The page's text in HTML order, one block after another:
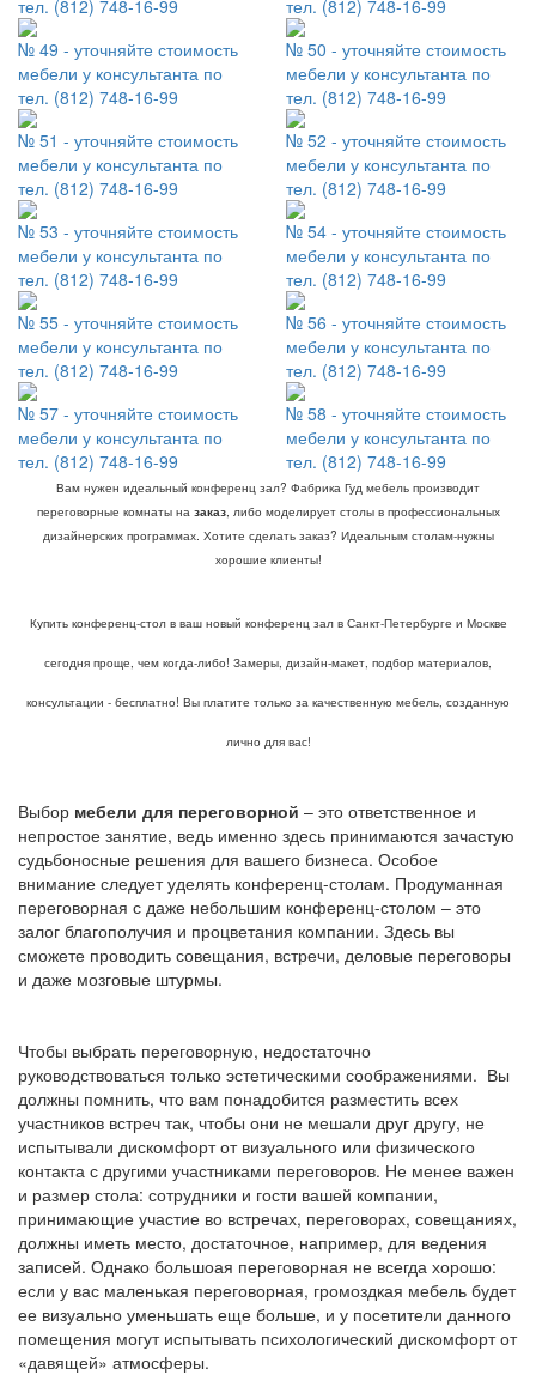
тел. (812) 748-16-99
тел. (812) 748-16-99
№ 49 - уточняйте стоимость
мебели у консультанта по
тел. (812) 748-16-99
№ 50 - уточняйте стоимость
мебели у консультанта по
тел. (812) 748-16-99
№ 51 - уточняйте стоимость
мебели у консультанта по
тел. (812) 748-16-99
№ 52 - уточняйте стоимость
мебели у консультанта по
тел. (812) 748-16-99
№ 53 - уточняйте стоимость
мебели у консультанта по
тел. (812) 748-16-99
№ 54 - уточняйте стоимость
мебели у консультанта по
тел. (812) 748-16-99
№ 55 - уточняйте стоимость
мебели у консультанта по
тел. (812) 748-16-99
№ 56 - уточняйте стоимость
мебели у консультанта по
тел. (812) 748-16-99
№ 57 - уточняйте стоимость
мебели у консультанта по
тел. (812) 748-16-99
№ 58 - уточняйте стоимость
мебели у консультанта по
тел. (812) 748-16-99
Вам нужен идеальный конференц зал? Фабрика Гуд мебель производит
переговорные комнаты на заказ, либо моделирует столы в профессиональных
дизайнерских программах. Хотите сделать заказ? Идеальным столам-нужны
хорошие клиенты!
Купить конференц-стол в ваш новый конференц зал в Санкт-Петербурге и Москве
сегодня проще, чем когда-либо! Замеры, дизайн-макет, подбор материалов,
консультации - бесплатно! Вы платите только за качественную мебель, созданную
лично для вас!
Выбор мебели для переговорной – это ответственное и
непростое занятие, ведь именно здесь принимаются зачастую
судьбоносные решения для вашего бизнеса. Особое
внимание следует уделять конференц-столам. Продуманная
переговорная с даже небольшим конференц-столом – это
залог благополучия и процветания компании. Здесь вы
сможете проводить совещания, встречи, деловые переговоры
и даже мозговые штурмы.
Чтобы выбрать переговорную, недостаточно
руководствоваться только эстетическими соображениями. Вы
должны помнить, что вам понадобится разместить всех
участников встреч так, чтобы они не мешали друг другу, не
испытывали дискомфорт от визуального или физического
контакта с другими участниками переговоров. Не менее важен
и размер стола: сотрудники и гости вашей компании,
принимающие участие во встречах, переговорах, совещаниях,
должны иметь место, достаточное, например, для ведения
записей. Однако большоая переговорная не всегда хорошо:
если у вас маленькая переговорная, громоздкая мебель будет
ее визуально уменьшать еще больше, и у посетители данного
помещения могут испытывать психологический дискомфорт от
«давящей» атмосферы.